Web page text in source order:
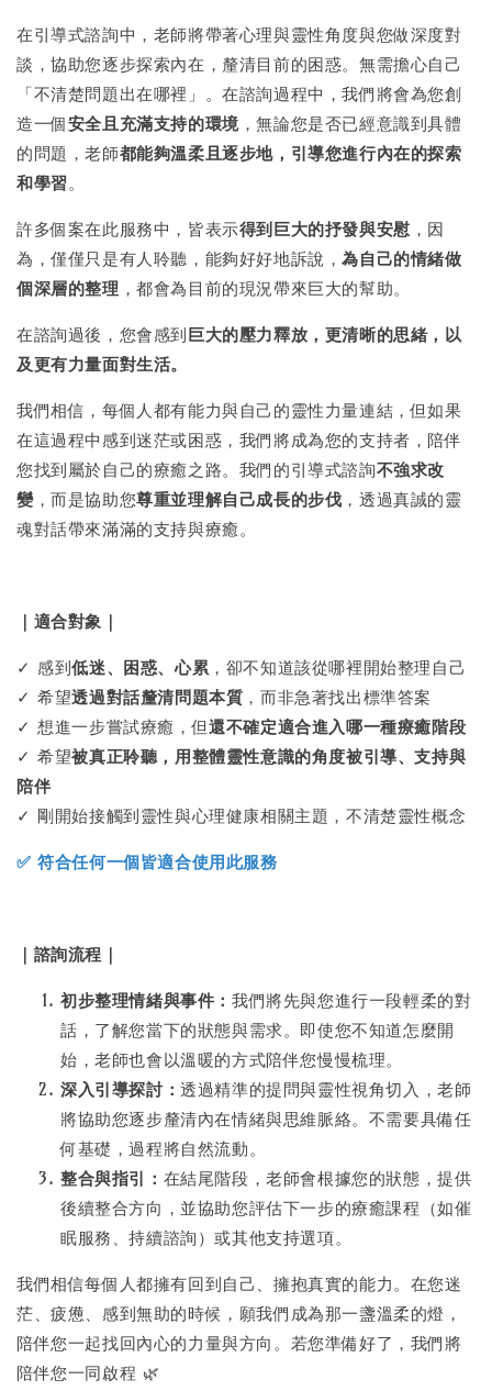
在引導式諮詢中，老師將帶著心理與靈性角度與您做深度對
談，協助您逐步探索內在，釐清目前的困惑。無需擔心自己
「不清楚問題出在哪裡」。在諮詢過程中，我們將會為您創
造一個安全且充滿支持的環境，無論您是否已經意識到具體
的問題，老師都能夠溫柔且逐步地，引導您進行內在的探索
和學習 。
許多個案在此服務中，皆表示得到巨大的抒發與安慰 ，因
為，僅僅只是有人聆聽，能夠好好地訴說，為自己的情緒做
個深層的整理 ，都會為目前的現況帶來巨大的幫助。
在諮詢過後，您會感到巨大的壓力釋放，更清晰的思緒，以
及更有力量面對生活。
我們相信，每個人都有能力與自己的靈性力量連結，但如果
在這過程中感到迷茫或困惑，我們將成為您的支持者，陪伴
您找到屬於自己的療癒之路。我們的引導式諮詢不強求改
變，而是協助您尊重並理解自己成長的步伐 ，透過真誠的靈
魂對話帶來滿滿的支持與療癒。
｜適合對象｜
✓ 感到低迷、困惑、心累 ，卻不知道該從哪裡開始整理自己
✓ 希望透過對話釐清問題本質 ，而非急著找出標準答案
✓ 想進一步嘗試療癒，但還不確定適合進入哪一種療癒階段
✓ 希望被真正聆聽，用整體靈性意識的角度被引導、支持與
陪伴
✓ 剛開始接觸到靈性與心理健康相關主題，不清楚靈性概念
✅ 符合任何一個皆適合使用此服務
｜諮詢流程｜
初步整理情緒與事件： 我們將先與您進行一段輕柔的對
話，了解您當下的狀態與需求。即使您不知道怎麼開
始，老師也會以溫暖的方式陪伴您慢慢梳理。
深入引導探討：透過精準的提問與靈性視角切入，老師
將協助您逐步釐清內在情緒與思維脈絡。不需要具備任
何基礎，過程將自然流動。
整合與指引： 在結尾階段，老師會根據您的狀態，提供
後續整合方向，並協助您評估下一步的療癒課程（如催
眠服務、持續諮詢）或其他支持選項。
我們相信每個人都擁有回到自己、擁抱真實的能力。在您迷
茫、疲憊、感到無助的時候，願我們成為那一盞溫柔的燈，
陪伴您一起找回內心的力量與方向。若您準備好了，我們將
陪伴您一同啟程 🌿